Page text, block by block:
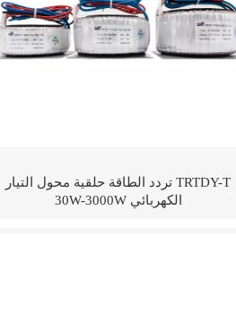
TRTDY-T تردد الطاقة حلقية محول التيار
الكهربائي 30W-3000W